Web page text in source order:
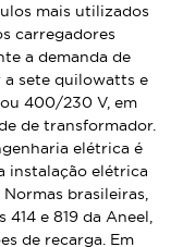
mais utilizados
carregadores
a demanda de
a sete quilowatts e
400/230 V, em
de transformador.
elétrica é
instalação elétrica
brasileiras,
414 e 819 da Aneel,
de recarga. Em